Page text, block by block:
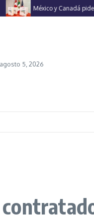
México y Canadá piden a
5, 2026